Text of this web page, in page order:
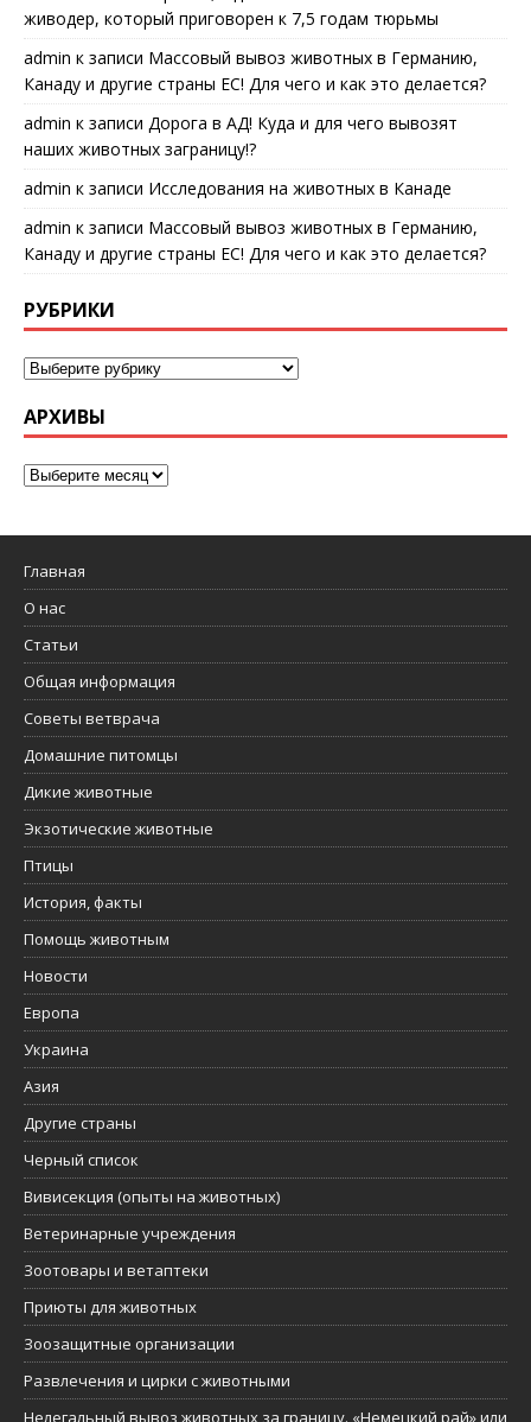
живодер, который приговорен к 7,5 годам тюрьмы
admin к записи Массовый вывоз животных в Германию,
Канаду и другие страны ЕС! Для чего и как это делается?
admin к записи Дорога в АД! Куда и для чего вывозят
наших животных заграницу!?
admin к записи Исследования на животных в Канаде
admin к записи Массовый вывоз животных в Германию,
Канаду и другие страны ЕС! Для чего и как это делается?
РУБРИКИ
АРХИВЫ
Главная
О нас
Статьи
Общая информация
Советы ветврача
Домашние питомцы
Дикие животные
Экзотические животные
Птицы
История, факты
Помощь животным
Новости
Европа
Украина
Азия
Другие страны
Черный список
Вивисекция (опыты на животных)
Ветеринарные учреждения
Зоотовары и ветаптеки
Приюты для животных
Зоозащитные организации
Развлечения и цирки с животными
Нелегальный вывоз животных за границу. «Немецкий рай» или